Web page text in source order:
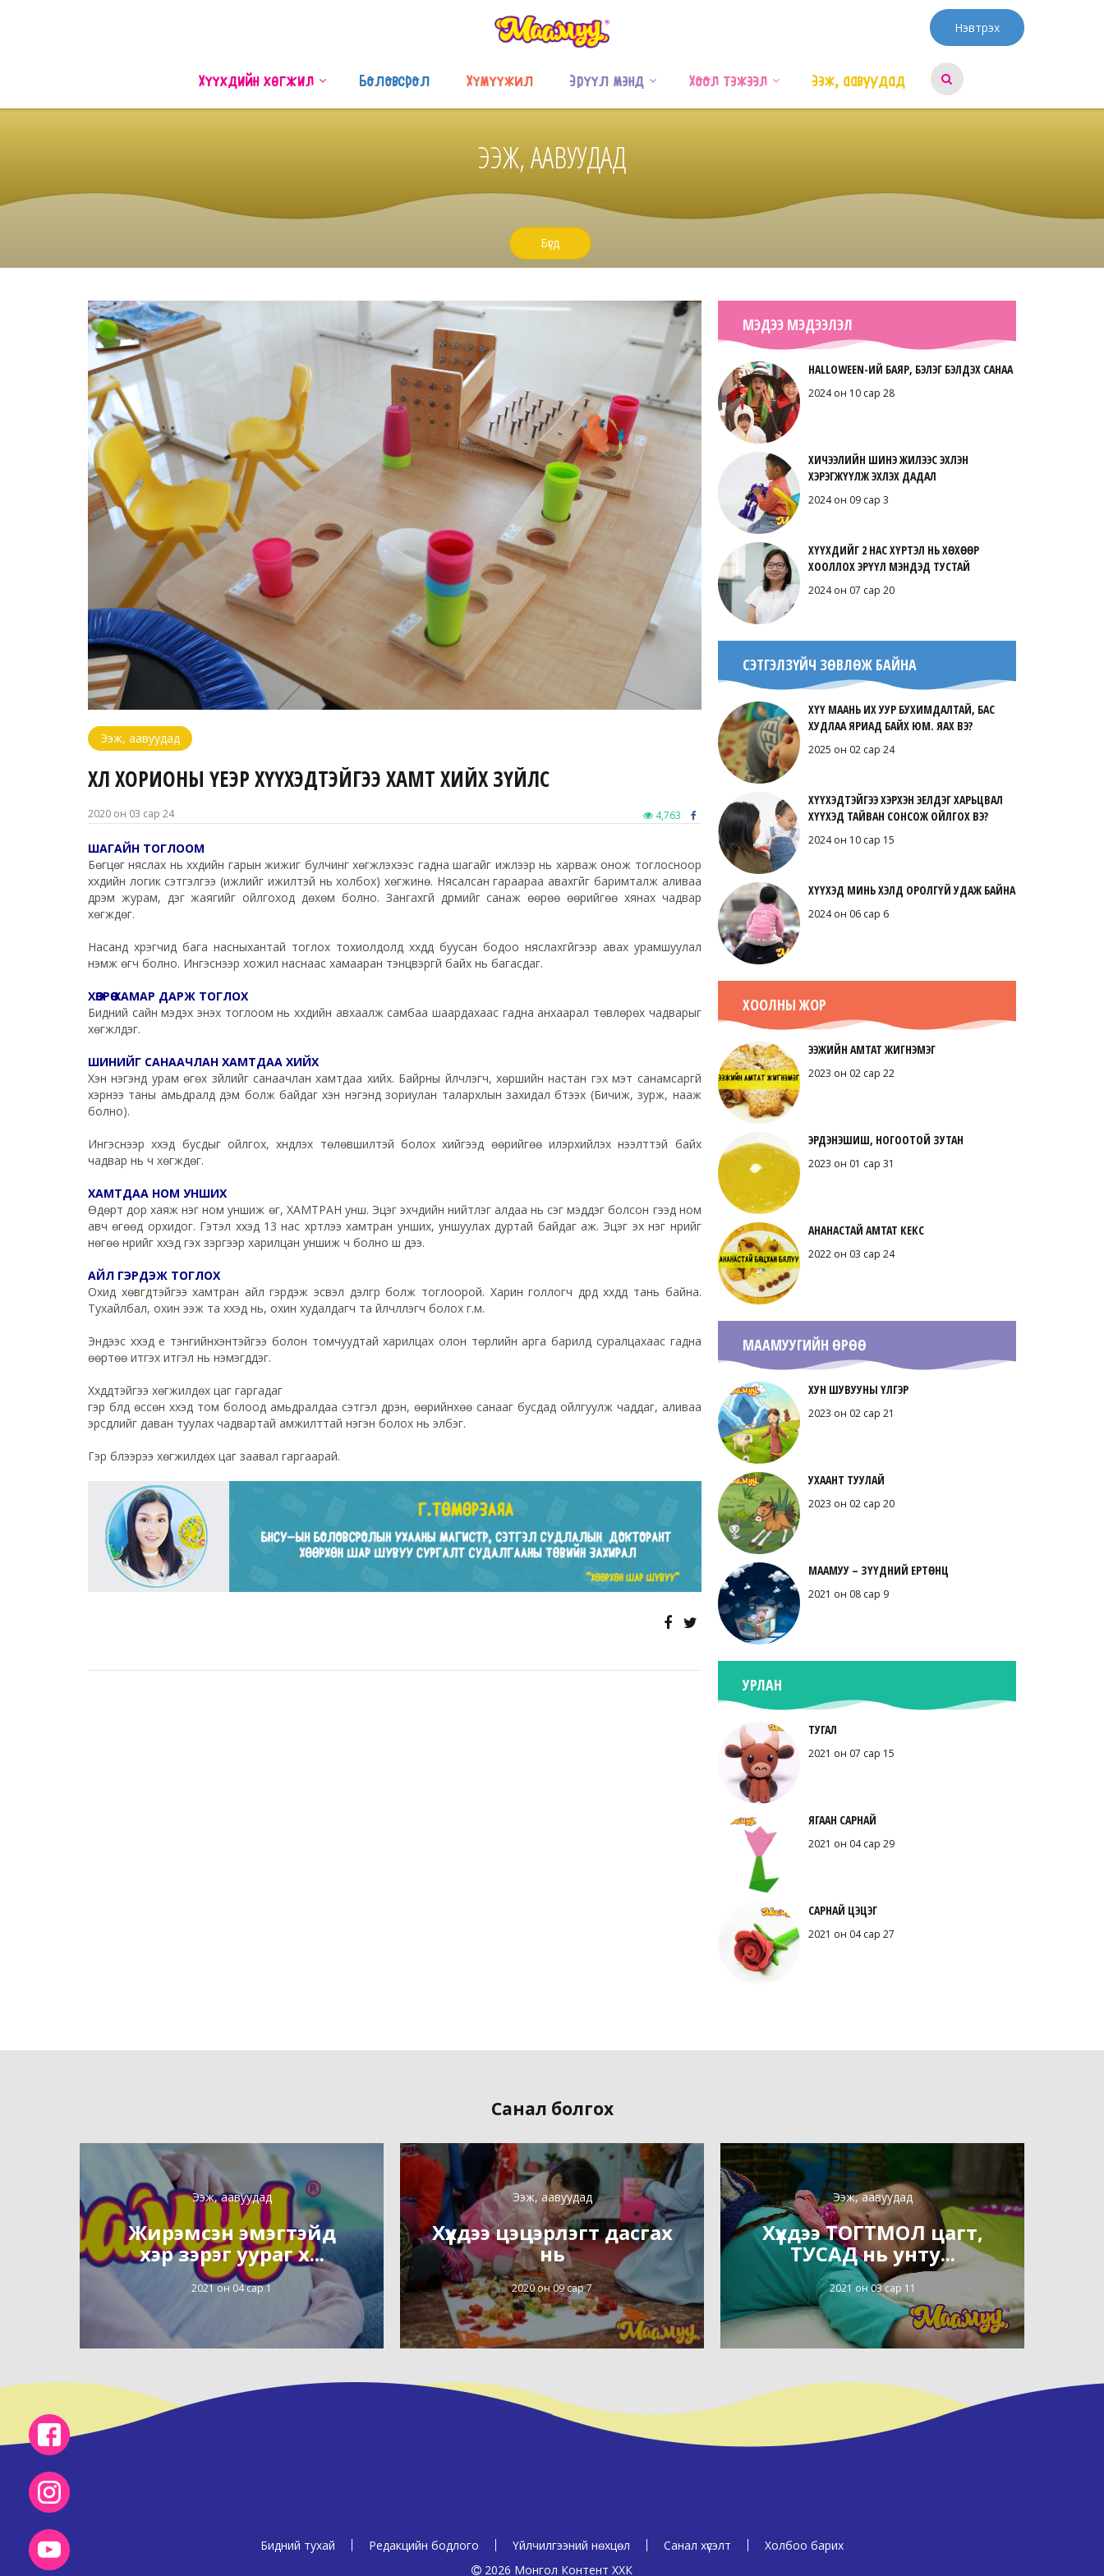
Нэвтрэх
Хүүхдийн хөгжил Боловсрол Хүмүүжил Эрүүл мэнд Хоол тэжээл Ээж, аавуудад
ЭЭЖ, ААВУУДАД
Бүгд
Ээж, аавуудад
ХӨЛ ХОРИОНЫ ҮЕЭР ХҮҮХЭДТЭЙГЭЭ ХАМТ ХИЙХ ЗҮЙЛС
2020 он 03 сар 24 4,763
ШАГАЙН ТОГЛООМ
Бөгцөг няслах нь хүүхдийн гарын жижиг булчинг хөгжүүлэхээс гадна шагайг ижлээр нь харваж онож тоглосноор
хүүхдийн логик сэтгэлгээ (ижлийг ижилтэй нь холбох) хөгжинө. Нясалсан гараараа авахгүйг баримталж аливаа
дүрэм журам, дэг жаягийг ойлгоход дөхөм болно. Зангахгүй дүрмийг санаж өөрөө өөрийгөө хянах чадвар
хөгждөг.
Насанд хүрэгчид бага насныхантай тоглох тохиолдолд хүүхдүүд буусан бодоо няслахгүйгээр авах урамшуулал
нэмж өгч болно. Ингэснээр хожил наснаас хамааран тэнцвэргүй байх нь багасдаг.
ХӨЗРӨӨ ХАМАР ДАРЖ ТОГЛОХ
Бидний сайн мэдэх энэхүү тоглоом нь хүүхдийн авхаалж самбаа шаардахаас гадна анхаарал төвлөрөх чадварыг
хөгжүүлдэг.
ШИНИЙГ САНААЧЛАН ХАМТДАА ХИЙХ
Хэн нэгэнд урам өгөх зүйлийг санаачлан хамтдаа хийх. Байрны үйлчлэгч, хөршийн настан гэх мэт санамсаргүй
хэрнээ таны амьдралд дэм болж байдаг хэн нэгэнд зориулан талархлын захидал бүтээх (Бичиж, зурж, нааж
болно).
Ингэснээр хүүхэд бусдыг ойлгох, хүндлэх төлөвшилтэй болох хийгээд өөрийгөө илэрхийлэх нээлттэй байх
чадвар нь ч хөгждөг.
ХАМТДАА НОМ УНШИХ
Өдөрт дор хаяж нэг ном уншиж өг, ХАМТРАН унш. Эцэг эхчүүдийн нийтлэг алдаа нь үсэг мэддэг болсон гээд ном
авч өгөөд орхидог. Гэтэл хүүхэд 13 нас хүртлээ хамтран унших, уншуулах дуртай байдаг аж. Эцэг эх нэг нүүрийг
нөгөө нүүрийг хүүхэд гэх зэргээр харилцан уншиж ч болно шүү дээ.
АЙЛ ГЭРДЭЖ ТОГЛОХ
Охид хөвгүүдтэйгээ хамтран айл гэрдэж эсвэл дэлгүүр болж тоглоорой. Харин голлогч дүрд хүүхдүүд тань байна.
Тухайлбал, охин ээж та хүүхэд нь, охин худалдагч та үйлчлүүлэгч болох г.м.
Эндээс хүүхэд үе тэнгийнхэнтэйгээ болон томчуудтай харилцах олон төрлийн арга барилд суралцахаас гадна
өөртөө итгэх итгэл нь нэмэгддэг.
Хүүхдүүдтэйгээ хөгжилдөх цаг гаргадаг
гэр бүлд өссөн хүүхэд том болоод амьдралдаа сэтгэл дүүрэн, өөрийнхөө санааг бусдад ойлгуулж чаддаг, аливаа
эрсдлийг даван туулах чадвартай амжилттай нэгэн болох нь элбэг.
Гэр бүлээрээ хөгжилдөх цаг заавал гаргаарай.
МЭДЭЭ МЭДЭЭЛЭЛ
HALLOWEEN-ИЙ БАЯР, БЭЛЭГ БЭЛДЭХ САНАА
2024 он 10 сар 28
ХИЧЭЭЛИЙН ШИНЭ ЖИЛЭЭС ЭХЛЭН
ХЭРЭГЖҮҮЛЖ ЭХЛЭХ ДАДАЛ
2024 он 09 сар 3
ХҮҮХДИЙГ 2 НАС ХҮРТЭЛ НЬ ХӨХӨӨР
ХООЛЛОХ ЭРҮҮЛ МЭНДЭД ТУСТАЙ
2024 он 07 сар 20
СЭТГЭЛЗҮЙЧ ЗӨВЛӨЖ БАЙНА
ХҮҮ МААНЬ ИХ УУР БУХИМДАЛТАЙ, БАС
ХУДЛАА ЯРИАД БАЙХ ЮМ. ЯАХ ВЭ?
2025 он 02 сар 24
ХҮҮХЭДТЭЙГЭЭ ХЭРХЭН ЭЕЛДЭГ ХАРЬЦВАЛ
ХҮҮХЭД ТАЙВАН СОНСОЖ ОЙЛГОХ ВЭ?
2024 он 10 сар 15
ХҮҮХЭД МИНЬ ХЭЛД ОРОЛГҮЙ УДАЖ БАЙНА
2024 он 06 сар 6
ХООЛНЫ ЖОР
ЭЭЖИЙН АМТАТ ЖИГНЭМЭГ
2023 он 02 сар 22
ЭРДЭНЭШИШ, НОГООТОЙ ЗУТАН
2023 он 01 сар 31
АНАНАСТАЙ АМТАТ КЕКС
2022 он 03 сар 24
МААМУУГИЙН ӨРӨӨ
ХУН ШУВУУНЫ ҮЛГЭР
2023 он 02 сар 21
УХААНТ ТУУЛАЙ
2023 он 02 сар 20
МААМУУ – ЗҮҮДНИЙ ЕРТӨНЦ
2021 он 08 сар 9
УРЛАН
ТУГАЛ
2021 он 07 сар 15
ЯГААН САРНАЙ
2021 он 04 сар 29
САРНАЙ ЦЭЦЭГ
2021 он 04 сар 27
Санал болгох
Ээж, аавуудад
Жирэмсэн эмэгтэйд
хэр зэрэг уураг х...
2021 он 04 сар 1
Ээж, аавуудад
Хүүхдээ цэцэрлэгт дасгах
нь
2020 он 09 сар 7
Ээж, аавуудад
Хүүхдээ ТОГТМОЛ цагт,
ТУСАД нь унту...
2021 он 03 сар 11
Бидний тухай Редакцийн бодлого Үйлчилгээний нөхцөл Санал хүсэлт
Холбоо барих
2026 Монгол Контент ХХК